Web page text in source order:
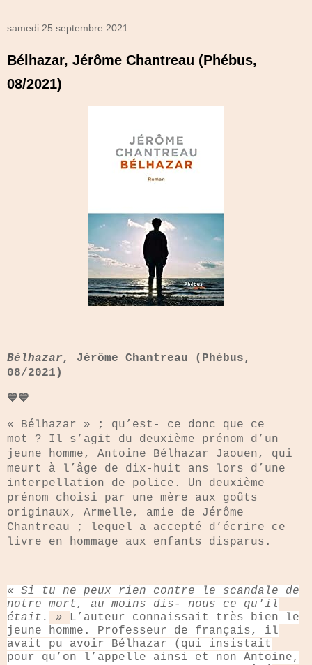
samedi 25 septembre 2021
Bélhazar, Jérôme Chantreau (Phébus,
08/2021)
Bélhazar, Jérôme Chantreau (Phébus,
08/2021)
💙💙
« Bélhazar » ; qu’est- ce donc que ce
mot ? Il s’agit du deuxième prénom d’un
jeune homme, Antoine Bélhazar Jaouen, qui
meurt à l’âge de dix-huit ans lors d’une
interpellation de police. Un deuxième
prénom choisi par une mère aux goûts
originaux, Armelle, amie de Jérôme
Chantreau ; lequel a accepté d’écrire ce
livre en hommage aux enfants disparus.
« Si tu ne peux rien contre le scandale de
notre mort, au moins dis- nous ce qu'il
était.
»
L’auteur connaissait très bien le
jeune homme. Professeur de français, il
avait pu avoir Bélhazar (qui insistait
pour qu’on l’appelle ainsi et non Antoine,